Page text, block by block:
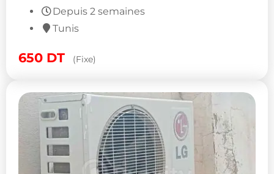
Depuis 2 semaines
Tunis
650 DT (Fixe)